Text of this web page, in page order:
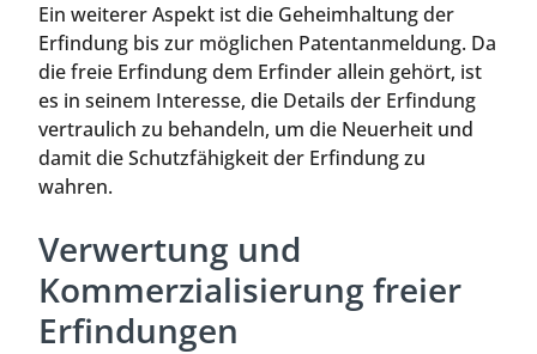
Ein weiterer Aspekt ist die Geheimhaltung der
Erfindung bis zur möglichen Patentanmeldung. Da
die freie Erfindung dem Erfinder allein gehört, ist
es in seinem Interesse, die Details der Erfindung
vertraulich zu behandeln, um die Neuerheit und
damit die Schutzfähigkeit der Erfindung zu
wahren.
Verwertung und
Kommerzialisierung freier
Erfindungen